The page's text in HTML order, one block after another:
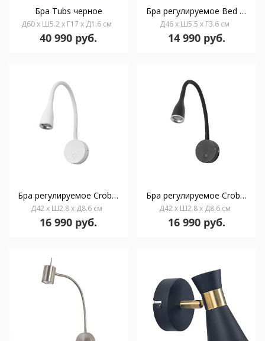
Бра Tubs черное
Д60 x Ш5.2 x Г17 x Д1.6 см
40 990 руб.
Бра регулируемое Bed Rectangular черный
Д46 x Ш5.5 x Г3.6 см
14 990 руб.
Бра регулируемое Crobat белое
Д42 x Ш2.8 x Д8.6 см
16 990 руб.
Бра регулируемое Crobat черное
Д42 x Ш2.8 x Д8.6 см
16 990 руб.